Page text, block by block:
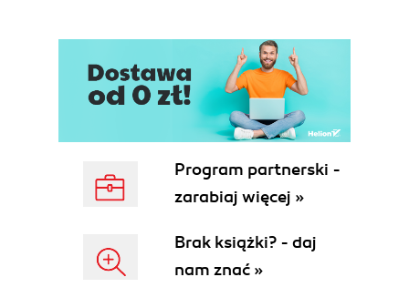
Program partnerski -
zarabiaj więcej »
Brak książki? - daj
nam znać »